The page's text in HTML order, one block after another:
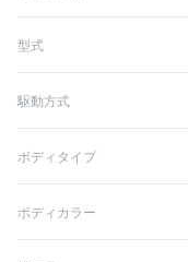
型式
駆動方式
ボディタイプ
ボディカラー